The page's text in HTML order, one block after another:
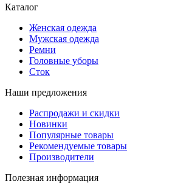
Каталог
Женская одежда
Мужская одежда
Ремни
Головные уборы
Сток
Наши предложения
Распродажи и скидки
Новинки
Популярные товары
Рекомендуемые товары
Производители
Полезная информация